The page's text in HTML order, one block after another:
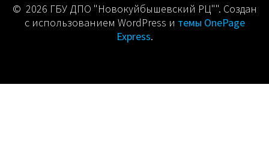
© 2026 ГБУ ДПО "Новокуйбышевский РЦ"". Создан
с использованием WordPress и темы OnePage
Express.